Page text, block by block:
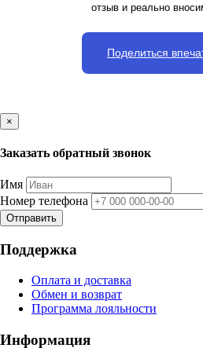
отзыв и реально
Поделиться
×
Заказать обратный звонок
Имя
Номер телефона
Отправить
Поддержка
Оплата и доставка
Обмен и возврат
Программа лояльности
Информация